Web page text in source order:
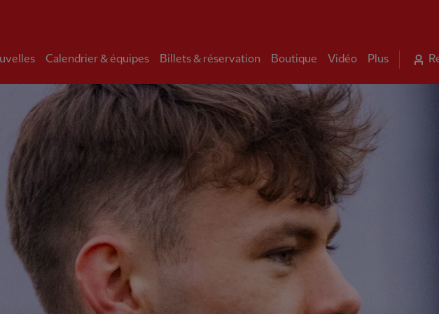
Calendrier & équipes Billets & réservation Boutique Vidéo Plus